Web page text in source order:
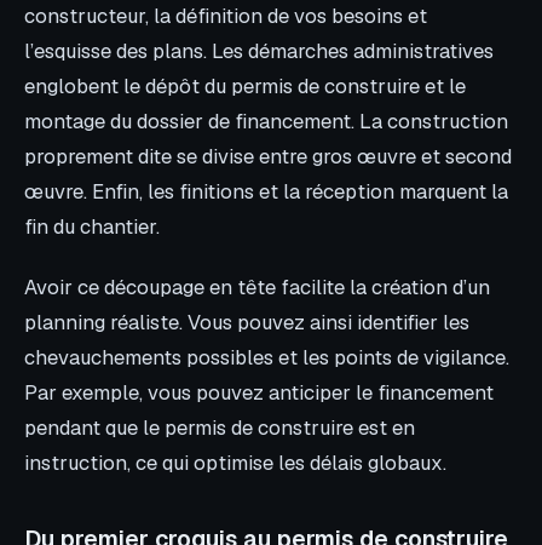
constructeur, la définition de vos besoins et
l’esquisse des plans. Les démarches administratives
englobent le dépôt du permis de construire et le
montage du dossier de financement. La construction
proprement dite se divise entre gros œuvre et second
œuvre. Enfin, les finitions et la réception marquent la
fin du chantier.
Avoir ce découpage en tête facilite la création d’un
planning réaliste. Vous pouvez ainsi identifier les
chevauchements possibles et les points de vigilance.
Par exemple, vous pouvez anticiper le financement
pendant que le permis de construire est en
instruction, ce qui optimise les délais globaux.